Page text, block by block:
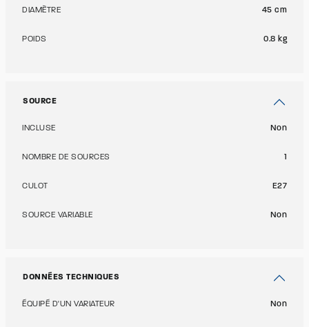
DIAMÈTRE 45 cm
POIDS 0.8 kg
SOURCE
INCLUSE Non
NOMBRE DE SOURCES 1
CULOT E27
SOURCE VARIABLE Non
DONNÉES TECHNIQUES
ÉQUIPÉ D'UN VARIATEUR Non